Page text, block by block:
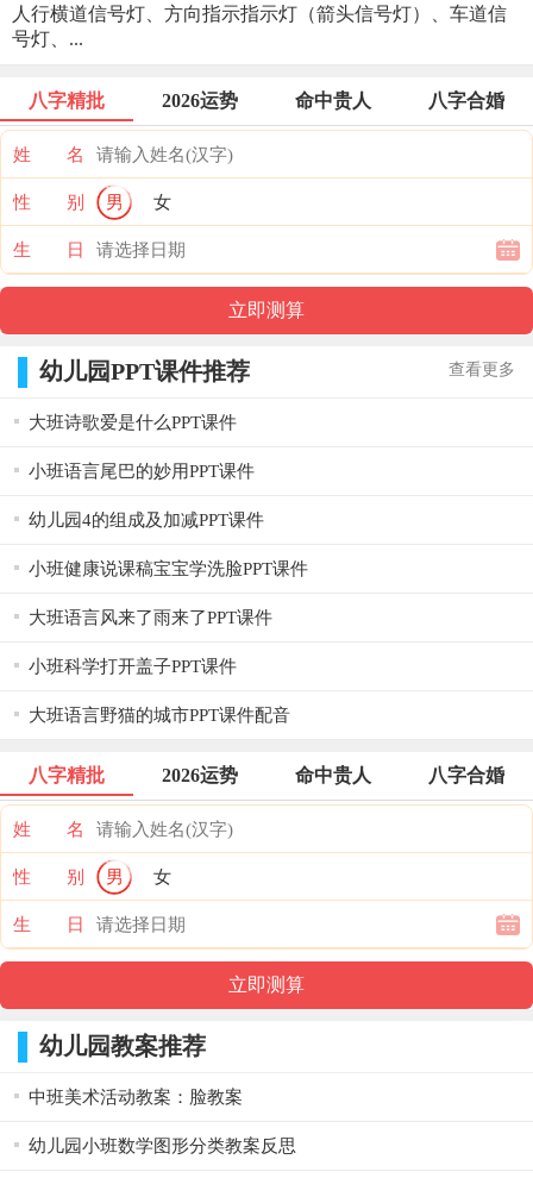
人行横道信号灯、方向指示指示灯（箭头信号灯）、车道信
号灯、...
八字精批 2026运势 命中贵人 八字合婚
姓 名
性 别 男 女
生 日
幼儿园PPT课件推荐 查看更多
大班诗歌爱是什么PPT课件
小班语言尾巴的妙用PPT课件
幼儿园4的组成及加减PPT课件
小班健康说课稿宝宝学洗脸PPT课件
大班语言风来了雨来了PPT课件
小班科学打开盖子PPT课件
大班语言野猫的城市PPT课件配音
八字精批 2026运势 命中贵人 八字合婚
姓 名
性 别 男 女
生 日
幼儿园教案推荐
中班美术活动教案：脸教案
幼儿园小班数学图形分类教案反思